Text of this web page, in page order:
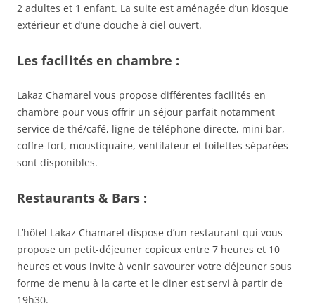
2 adultes et 1 enfant. La suite est aménagée d’un kiosque
extérieur et d’une douche à ciel ouvert.
Les facilités en chambre :
Lakaz Chamarel vous propose différentes facilités en
chambre pour vous offrir un séjour parfait notamment
service de thé/café, ligne de téléphone directe, mini bar,
coffre-fort, moustiquaire, ventilateur et toilettes séparées
sont disponibles.
Restaurants & Bars :
L’hôtel Lakaz Chamarel dispose d’un restaurant qui vous
propose un petit-déjeuner copieux entre 7 heures et 10
heures et vous invite à venir savourer votre déjeuner sous
forme de menu à la carte et le diner est servi à partir de
19h30.